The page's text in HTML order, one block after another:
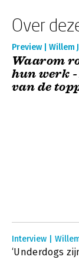
Over
Preview | Willem
Waarom
hun werk
van de
Interview |
‘Underdogs